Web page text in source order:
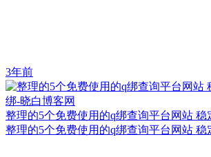
3年前
整理的5个免费使用的q绑查询平台网站 稳
整理的5个免费使用的q绑查询平台网站 稳